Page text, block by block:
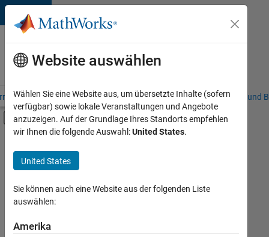
Weiter zum Inhalt
Karriere
bei
MathWorks
– Übersicht Stellensuche Niederlassungen Studierende und
Umschaltung für Off-Canvas-
Hauptinhalt
Customer Support
Inside Sales
Legal
+2
Derzeit
Website auswählen
Wählen Sie eine Website aus, um übersetzte Inhalte (sofern
verfügbar) sowie lokale Veranstaltungen und Angebote
anzuzeigen. Auf der Grundlage Ihres Standorts empfehlen
wir Ihnen die folgende Auswahl:United States.
United States
Sie können auch eine Website aus der folgenden Liste
auswählen:
Amerika